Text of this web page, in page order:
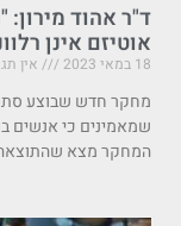
ד"ר אהוד
אוטיזם אינן
18 במאי 2023 אין
מחקר חדש שבוצע
שמאמינים כי אנשים
המחקר מצא